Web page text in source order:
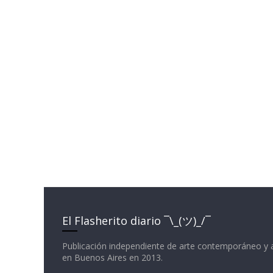
El Flasherito diario ¯\_(ツ)_/¯
Publicación independiente de arte contemporáneo y
en Buenos Aires en 2013.